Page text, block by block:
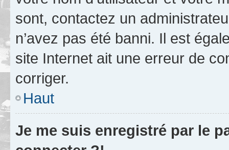
sont, contactez un
n’avez pas été banni. Il est
site Internet ait une erreur de
corriger.
Haut
Je me suis enregistré par le